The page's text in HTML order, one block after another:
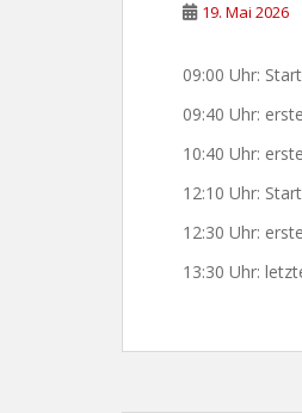
19. Mai 2026
09:00 Uhr:
09:40 Uhr:
10:40 Uhr:
12:10 Uhr:
12:30 Uhr:
13:30 Uhr: